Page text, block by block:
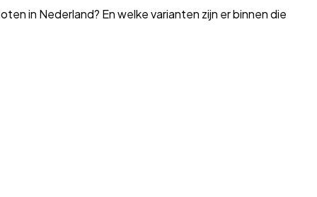
in Nederland? En welke varianten zijn er binnen die